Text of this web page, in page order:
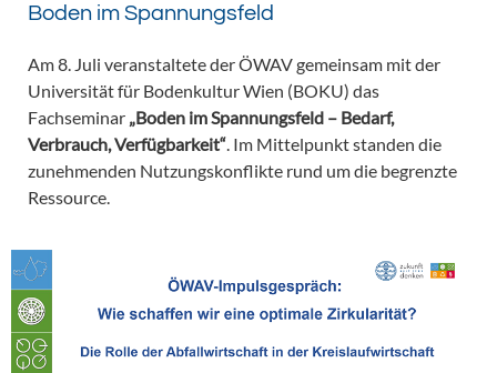
Boden im Spannungsfeld
Am 8. Juli veranstaltete der ÖWAV gemeinsam mit der
Universität für Bodenkultur Wien (BOKU) das
Fachseminar „Boden im Spannungsfeld – Bedarf,
Verbrauch, Verfügbarkeit“ . Im Mittelpunkt standen die
zunehmenden Nutzungskonflikte rund um die begrenzte
Ressource.